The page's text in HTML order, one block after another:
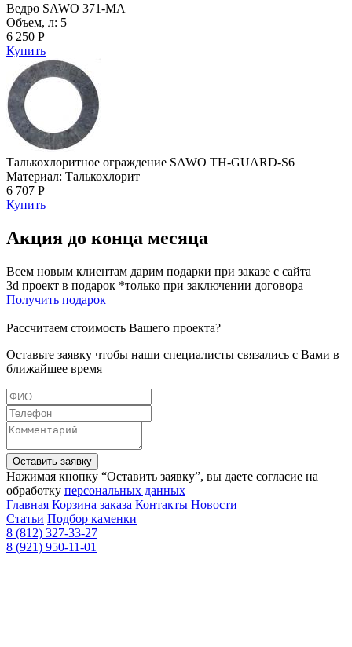
Ведро SAWO 371-MA
Объем, л: 5
6 250 Р
Купить
Талькохлоритное ограждение SAWO TH-GUARD-S6
Материал: Талькохлорит
6 707 Р
Купить
Акция до конца месяца
Всем новым клиентам дарим подарки при заказе с сайта
3d проект в подарок *только при заключении договора
Получить подарок
Рассчитаем стоимость Вашего проекта?
Оставьте заявку чтобы наши специалисты связались с Вами в
ближайшее время
Оставить заявку
Нажимая кнопку “Оставить заявку”, вы даете согласие на
обработку персональных данных
Главная Корзина заказа Контакты Новости
Статьи Подбор каменки
8 (812) 327-33-27
8 (921) 950-11-01